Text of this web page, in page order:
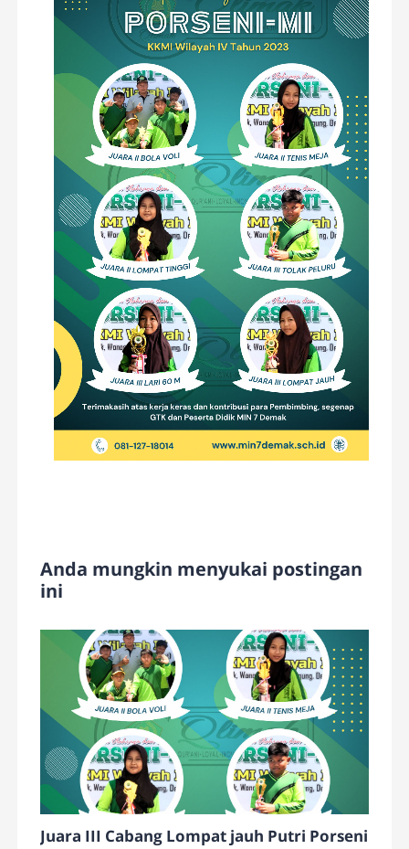
Anda mungkin menyukai postingan
ini
Juara III Cabang Lompat jauh Putri Porseni